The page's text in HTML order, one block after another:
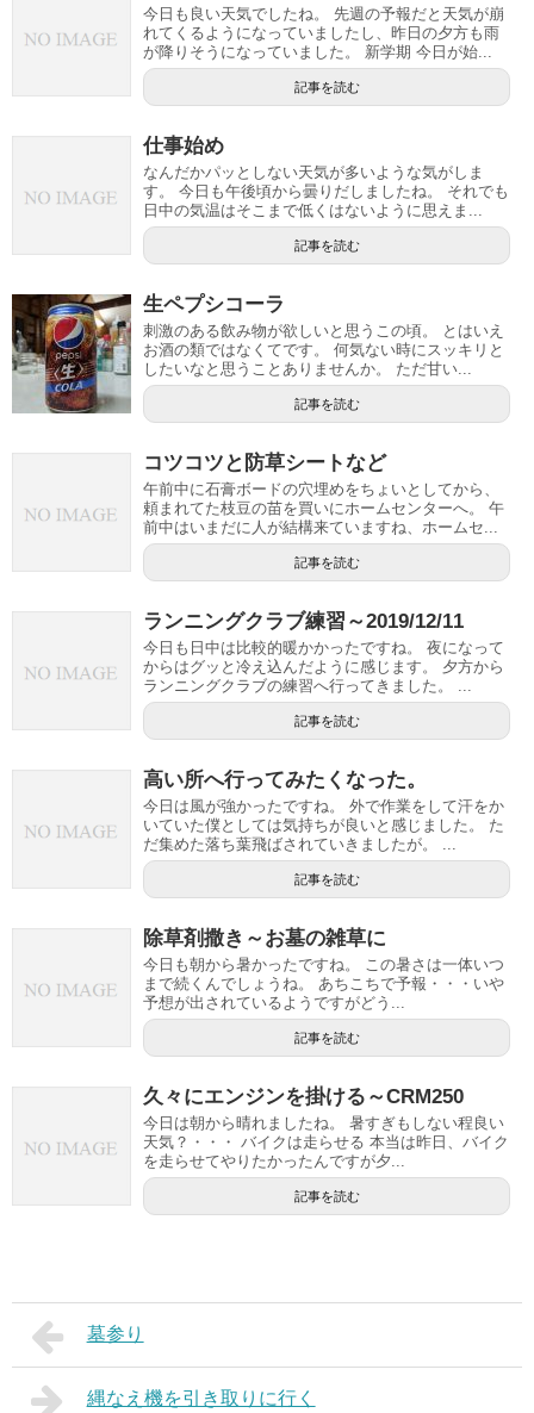
今日も良い天気でしたね。 先週の予報だと天気が崩
れてくるようになっていましたし、昨日の夕方も雨
が降りそうになっていました。 新学期 今日が始...
記事を読む
仕事始め
なんだかパッとしない天気が多いような気がしま
す。 今日も午後頃から曇りだしましたね。 それでも
日中の気温はそこまで低くはないように思えま...
記事を読む
生ペプシコーラ
刺激のある飲み物が欲しいと思うこの頃。 とはいえ
お酒の類ではなくてです。 何気ない時にスッキリと
したいなと思うことありませんか。 ただ甘い...
記事を読む
コツコツと防草シートなど
午前中に石膏ボードの穴埋めをちょいとしてから、
頼まれてた枝豆の苗を買いにホームセンターへ。 午
前中はいまだに人が結構来ていますね、ホームセ...
記事を読む
ランニングクラブ練習～2019/12/11
今日も日中は比較的暖かかったですね。 夜になって
からはグッと冷え込んだように感じます。 夕方から
ランニングクラブの練習へ行ってきました。 ...
記事を読む
高い所へ行ってみたくなった。
今日は風が強かったですね。 外で作業をして汗をか
いていた僕としては気持ちが良いと感じました。 た
だ集めた落ち葉飛ばされていきましたが。 ...
記事を読む
除草剤撒き～お墓の雑草に
今日も朝から暑かったですね。 この暑さは一体いつ
まで続くんでしょうね。 あちこちで予報・・・いや
予想が出されているようですがどう...
記事を読む
久々にエンジンを掛ける～CRM250
今日は朝から晴れましたね。 暑すぎもしない程良い
天気？・・・ バイクは走らせる 本当は昨日、バイク
を走らせてやりたかったんですが夕...
記事を読む
墓参り
縄なえ機を引き取りに行く